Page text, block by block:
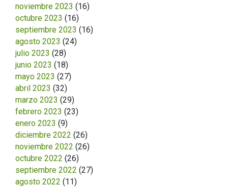
noviembre 2023 (16)
octubre 2023 (16)
septiembre 2023 (16)
agosto 2023 (24)
julio 2023 (28)
junio 2023 (18)
mayo 2023 (27)
abril 2023 (32)
marzo 2023 (29)
febrero 2023 (23)
enero 2023 (9)
diciembre 2022 (26)
noviembre 2022 (26)
octubre 2022 (26)
septiembre 2022 (27)
agosto 2022 (11)